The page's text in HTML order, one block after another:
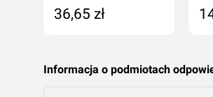
36,65 zł
Informacja o podmiotach